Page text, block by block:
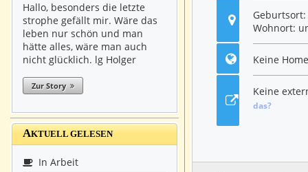
Wohnort:
Keine
Keine
das?
Hallo, besonders die letzte
strophe gefällt mir. Wäre das
leben nur schön und man
hätte alles, wäre man auch
nicht glücklich. lg Holger
Zur Story
AKTUELL GELESEN
In Arbeit